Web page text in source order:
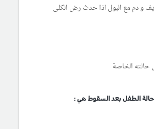
و دم مع البول اذا حدث رض الكلى
الخاصة
الطفل بعد السقوط هي :